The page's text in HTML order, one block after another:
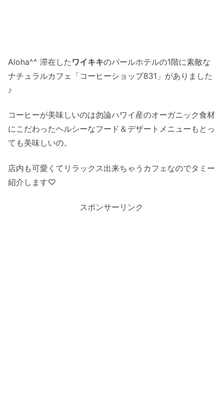
Aloha^^ 滞在した ワイキキのパールホテルの1階に素敵な
ナチュラルカフェ「コーヒーショップ831」がありました
♪
コーヒーが美味しいのは勿論ハワイ産のオーガニック食材
にこだわったヘルシーなフード＆デザートメニューもとっ
ても美味しいの。
店内も可愛くてリラックス出来ちゃうカフェなのでタミー
紹介します♡
スポンサーリンク